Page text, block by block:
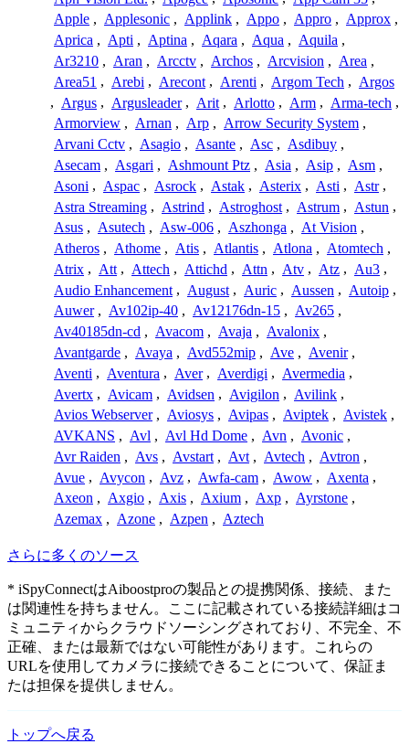
Apple , Applesonic , Applink , Appo , Appro , Approx ,
Aprica , Apti , Aptina , Aqara , Aqua , Aquila ,
Ar3210 , Aran , Arcctv , Archos , Arcvision , Area ,
Area51 , Arebi , Arecont , Arenti , Argom Tech , Argos
, Argus , Argusleader , Arit , Arlotto , Arm , Arma-tech ,
Armorview , Arnan , Arp , Arrow Security System ,
Arvani Cctv , Asagio , Asante , Asc , Asdibuy ,
Asecam , Asgari , Ashmount Ptz , Asia , Asip , Asm ,
Asoni , Aspac , Asrock , Astak , Asterix , Asti , Astr ,
Astra Streaming , Astrind , Astroghost , Astrum , Astun ,
Asus , Asutech , Asw-006 , Aszhonga , At Vision ,
Atheros , Athome , Atis , Atlantis , Atlona , Atomtech ,
Atrix , Att , Attech , Attichd , Attn , Atv , Atz , Au3 ,
Audio Enhancement , August , Auric , Aussen , Autoip ,
Auwer , Av102ip-40 , Av12176dn-15 , Av265 ,
Av40185dn-cd , Avacom , Avaja , Avalonix ,
Avantgarde , Avaya , Avd552mip , Ave , Avenir ,
Aventi , Aventura , Aver , Averdigi , Avermedia ,
Avertx , Avicam , Avidsen , Avigilon , Avilink ,
Avios Webserver , Aviosys , Avipas , Aviptek , Avistek ,
AVKANS , Avl , Avl Hd Dome , Avn , Avonic ,
Avr Raiden , Avs , Avstart , Avt , Avtech , Avtron ,
Avue , Avycon , Avz , Awfa-cam , Awow , Axenta ,
Axeon , Axgio , Axis , Axium , Axp , Ayrstone ,
Azemax , Azone , Azpen , Aztech
さらに多くのソース
* iSpyConnectはAiboostproの製品との提携関係、接続、また
は関連性を持ちません。ここに記載されている接続詳細はコ
ミュニティからクラウドソーシングされており、不完全、不
正確、または最新ではない可能性があります。これらの
URLを使用してカメラに接続できることについて、保証ま
たは担保を提供しません。
トップへ戻る